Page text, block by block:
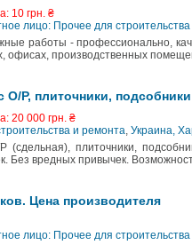
10 грн. ₴
лицо: Прочее для
работы - профессионально,
офисах, производственных
О/Р, плиточники, подсобники
20 000 грн. ₴
и ремонта, Украина,
(сдельная), плиточники,
Без вредных привычек.
Цена производителя
лицо: Прочее для